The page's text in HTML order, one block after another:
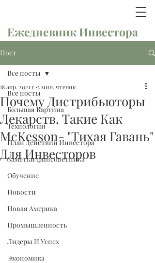
Ежедневник Инвестора
Пост
Все посты
Большая Картина
Технологии
План Действий Инвестора
Заметки финсоветника
Обучение
Новости
Новая Америка
Промышленность
Лидеры И Успех
Экономика
Все посты
Почему Дистрибьюторы
Лекарств, Такие Как
McKesson- "Тихая Гавань"
Для Инвесторов
18 апр. 2021 г. 5 мин. чтения